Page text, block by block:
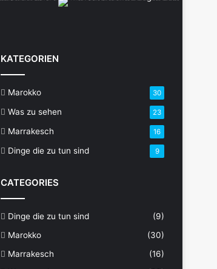
KATEGORIEN
Marokko 30
Was zu sehen 23
Marrakesch 16
Dinge die zu tun sind 9
CATEGORIES
Dinge die zu tun sind
(9)
Marokko
(30)
Marrakesch
(16)